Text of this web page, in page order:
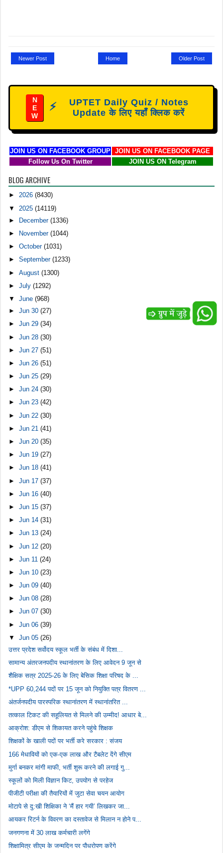
Newer Post Older Post
Home
N
E
W
⚡
UPTET Daily Quiz / Notes
Update के लिए यहाँ क्लिक करें
JOIN US ON FACEBOOK GROUP
JOIN US ON FACEBOOK PAGE
Follow Us On Twitter
JOIN US ON Telegram
BLOG ARCHIVE
►2026(8430)
▼ 2025(14119)
►
December(1336)
►
November(1044)
►October(1031)
►September(1233)
►August(1300)
►July(1292)
▼June(968)
►Jun 30(27)
►Jun 29(34)
►Jun 28(30)
►Jun 27(51)
►Jun 26(51)
►Jun 25(29)
►Jun 24(30)
►Jun 23(42)
►Jun 22(30)
►Jun 21(41)
►Jun 20(35)
►Jun 19(27)
►Jun 18(41)
►Jun 17(37)
►Jun 16(40)
►Jun 15(37)
►Jun 14(31)
►Jun 13(24)
►Jun 12(20)
►Jun 11(24)
►Jun 10(23)
►Jun 09(40)
►Jun 08(28)
►Jun 07(30)
►Jun 06(39)
▼Jun 05(26)
उत्तर प्रदेश सर्वोदय स्कूल भर्ती के संबंध में दिशा...
सामान्य अंतरजनपदीय स्थानांतरण के लिए आवेदन 9 जून से
शैक्षिक सत्र 2025-26 के लिए बेसिक शिक्षा परिषद के ...
*UPP 60,244 पदों पर 15 जून को नियुक्ति पत्र वितरण ...
अंतर्जनपदीय पारस्परिक स्थानांतरण में स्थानांतरित ...
तत्काल टिकट की सहूलियत से मिलने की उम्मीद! आधार बे...
आक्रोश: डीएम से शिकायत करने पहुंचे शिक्षक
शिक्षकों के खाली पदों पर भर्ती करे सरकार : संजय
166 मेधावियों को एक-एक लाख और टैबलेट देंगे सीएम
मुर्गा बनकर मांगी माफी, भर्ती शुरू करने की लगाई गु...
स्कूलों को मिली विज्ञान किट, उपयोग से परहेज
पीजीटी परीक्षा की तैयारियों में जुटा सेवा चयन आयोग
मोटापे से दु:खी शिक्षिका ने ‘मैं हार गयी’ लिखकर जा...
आयकर रिटर्न के विवरण का दस्तावेज से मिलान न होने प...
जनगणना में 30 लाख कर्मचारी लगेंगे
शिक्षामित्र सीएम के जन्मदिन पर पौधरोपण करेंगे